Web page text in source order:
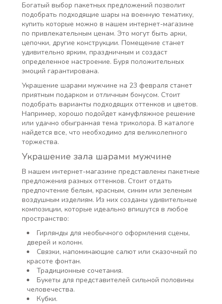
Богатый выбор пакетных предложений позволит
подобрать подходящие шары на военную тематику,
купить которые можно в нашем интернет-магазине
по привлекательным ценам. Это могут быть арки,
цепочки, другие конструкции. Помещение станет
удивительно ярким, праздничным и создаст
определенное настроение. Буря положительных
эмоций гарантирована.
Украшение шарами мужчине на 23 февраля станет
приятным подарком и отличным бонусом. Стоит
подобрать варианты подходящих оттенков и цветов.
Например, хорошо подойдет камуфляжное решение
или удачно обыгранная тема триколора. В каталоге
найдется все, что необходимо для великолепного
торжества.
Украшение зала шарами мужчине
В нашем интернет-магазине представлены пакетные
предложения разных оттенков. Стоит отдать
предпочтение белым, красным, синим или зеленым
воздушным изделиям. Из них созданы удивительные
композиции, которые идеально впишутся в любое
пространство:
Гирлянды для необычного оформления сцены,
дверей и колонн.
Связки, напоминающие салют или сказочный по
красоте фонтан.
Традиционные сочетания.
Букеты для представителей сильной половины
человечества.
Кубки.